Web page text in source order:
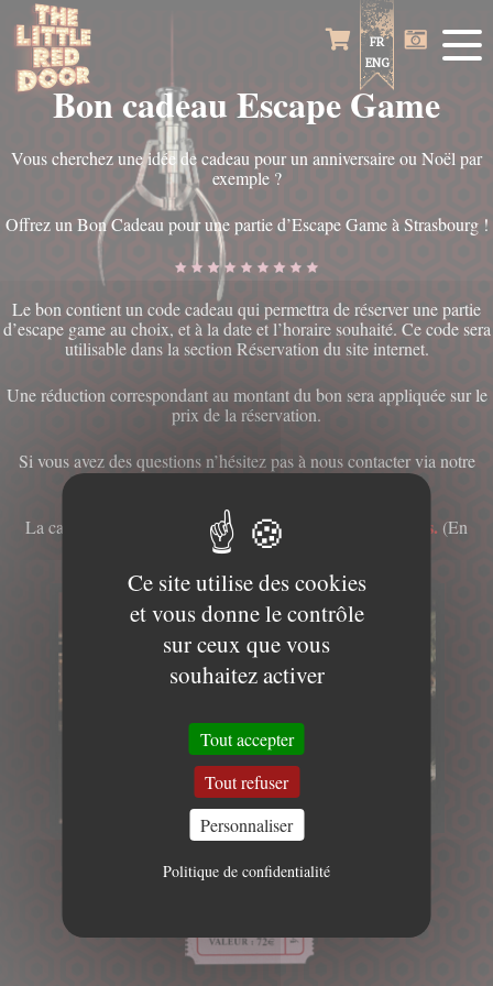
FR
ENG
Bon cadeau Escape Game
Vous cherchez une idée de cadeau pour un anniversaire ou Noël par
exemple ?
Offrez un Bon Cadeau pour une partie d’Escape Game à Strasbourg !
Le bon contient un code cadeau qui permettra de réserver une partie
d’escape game au choix, et à la date et l’horaire souhaité. Ce code sera
utilisable dans la section Réservation du site internet.
Une réduction correspondant au montant du bon sera appliquée sur le
prix de la réservation.
Si vous avez des questions n’hésitez pas à nous contacter via notre
formulaire de contact.
La carte cadeau physique sera
envoyé sous 7 jours ouvrés. (En
France Métropolitaine Uniquement)
Panneau de gestion des cookies
Ce site utilise des cookies
et vous donne le contrôle
sur ceux que vous
souhaitez activer
Tout accepter
Tout refuser
Personnaliser
Politique de confidentialité